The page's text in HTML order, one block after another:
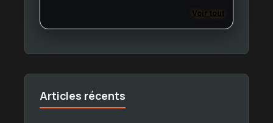
Voir tout
Articles récents